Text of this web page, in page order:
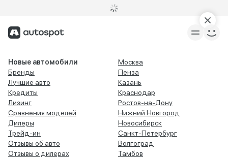
Новые автомобили
Бренды
Лучшие авто
Кредиты
Лизинг
Сравнения моделей
Дилеры
Трейд-ин
Отзывы об авто
Отзывы о дилерах
Москва
Пенза
Казань
Краснодар
Ростов-на-Дону
Нижний Новгород
Новосибирск
Санкт-Петербург
Волгоград
Тамбов